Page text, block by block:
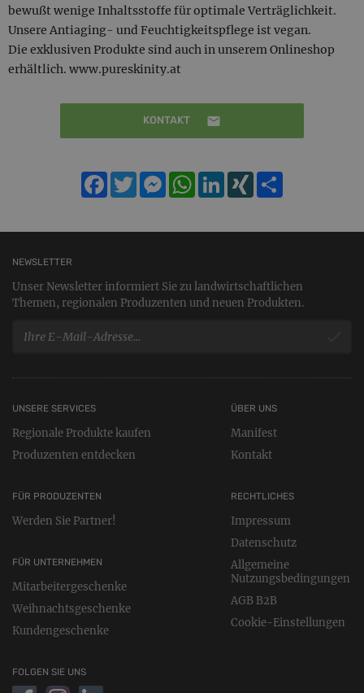
bewußt wenige Inhaltsstoffe für optimale Verträglichkeit.
Unsere Antiaging- und Feuchtigkeitspflege ist vegan.
Die exklusiven Produkte sind auch in unserem Onlineshop
erhältlich. www.pureskinity.at
KONTAKT
Facebook
TwitterMessengerWhatsApp
LinkedIn
XING
NEWSLETTER
Unser Newsletter informiert Sie zu landwirtschaftlichen
Themen, regionalen Produzenten und neuen Produkten.
UNSERE SERVICES
Regionale Produkte kaufen
Produzenten entdecken
FÜR PRODUZENTEN
Werden Sie Partner!
FÜR UNTERNEHMEN
Mitarbeitergeschenke
Weihnachtsgeschenke
Kundengeschenke
RECHTLICHES
Impressum
Datenschutz
Allgemeine
Nutzungsbedingungen
AGB B2B
Cookie-Einstellungen
ÜBER UNS
Manifest
Kontakt
FOLGEN SIE UNS